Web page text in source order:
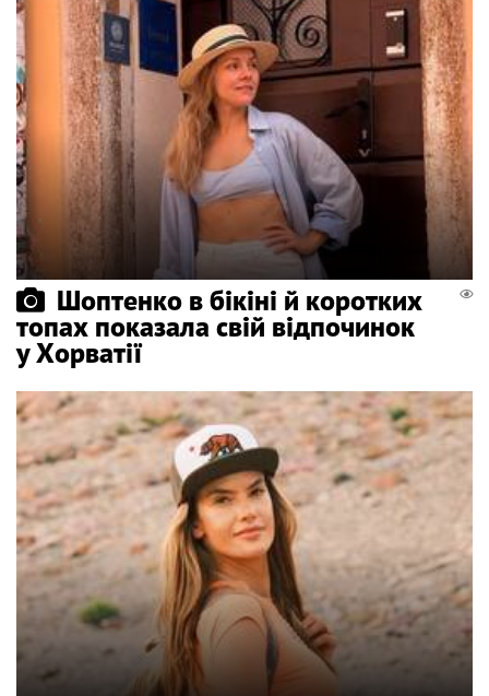
Шоптенко в бікіні й коротких
топах показала свій відпочинок
у Хорватії